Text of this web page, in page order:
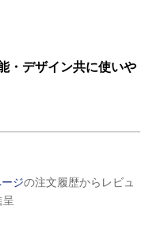
・デザイン共に使いや
ジの注文履歴からレビュ
呈